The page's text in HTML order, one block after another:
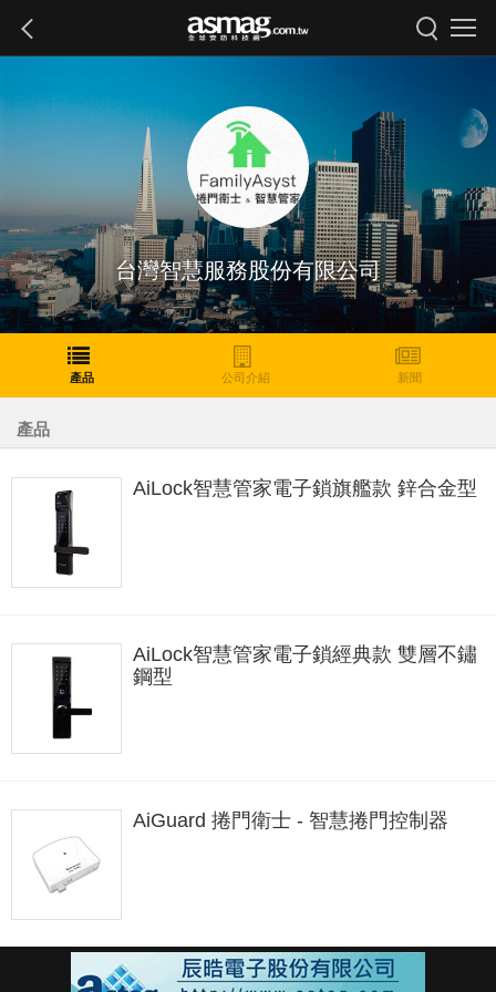
台灣智慧服務股份有限公司
產品 公司介紹 新聞
產品
AiLock智慧管家電子鎖旗艦款 鋅合金型
AiLock智慧管家電子鎖經典款 雙層不鏽
鋼型
AiGuard 捲門衛士 - 智慧捲門控制器